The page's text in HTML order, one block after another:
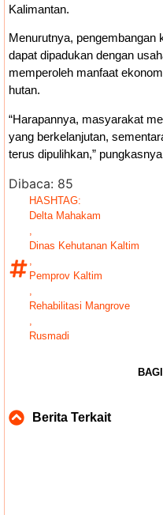
Kalimantan.
Menurutnya, pengembangan
dapat dipadukan dengan
memperoleh manfaat
hutan.
“Harapannya, masyarakat
yang berkelanjutan,
terus dipulihkan,”
Dibaca: 85
HASHTAG:
Delta Mahakam
,
Dinas Kehutanan Kaltim
,
Pemprov Kaltim
,
Rehabilitasi Mangrove
,
Rusmadi
Berita Terkait